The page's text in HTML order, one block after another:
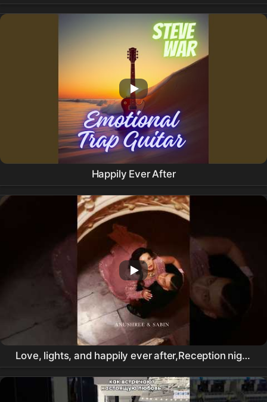
Katie Cross / K. Cross // 6 Feb @ 4 pm CST💗
Happily Ever After
Love, lights, and happily ever after,Reception night
done right.#ReceptionReel #wedding #photography